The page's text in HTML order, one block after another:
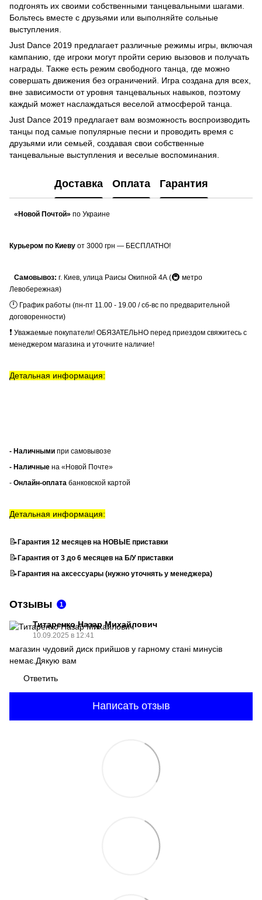
подгонять их своими собственными танцевальными шагами.
Больтесь вместе с друзьями или выполняйте сольные
выступления.
Just Dance 2019 предлагает различные режимы игры, включая
кампанию, где игроки могут пройти серию вызовов и получать
награды. Также есть режим свободного танца, где можно
совершать движения без ограничений. Игра создана для всех,
вне зависимости от уровня танцевальных навыков, поэтому
каждый может наслаждаться веселой атмосферой танца.
Just Dance 2019 предлагает вам возможность воспроизводить
танцы под самые популярные песни и проводить время с
друзьями или семьей, создавая свои собственные
танцевальные выступления и веселые воспоминания.
Доставка Оплата Гарантия
«Новой Почтой» по Украине
Курьером по Киеву от 3000 грн — БЕСПЛАТНО!
Самовывоз: г. Киев, улица Раисы Окипной 4А (🚇 метро
Левобережная)
🕛 График работы (пн-пт 11.00 - 19.00 / сб-вс по предварительной
договоренности)
❗ Уважаемые покупатели! ОБЯЗАТЕЛЬНО перед приездом свяжитесь с
менеджером магазина и уточните наличие!
Детальная информация:
- Наличными при самовывозе
- Наличные на «Новой Почте»
- Онлайн-оплата банковской картой
Детальная информация:
📝Гарантия 12 месяцев на НОВЫЕ приставки
📝Гарантия от 3 до 6 месяцев на Б/У приставки
📝Гарантия на аксессуары (нужно уточнять у менеджера)
Отзывы 1
Титаренко Назар Михайлович
10.09.2025 в 12:41
магазин чудовий диск прийшов у гарному стані минусів
немає.Дякую вам
Ответить
Написать отзыв